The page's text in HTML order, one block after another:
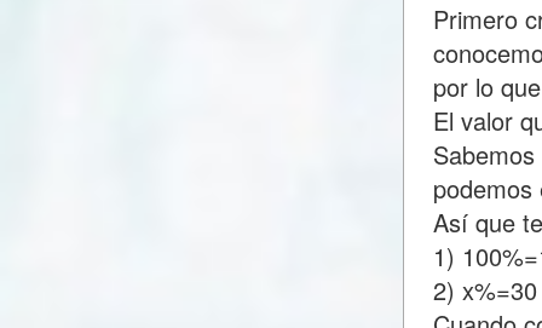
Primero
por lo
El valor
Así que
1)
2) x%=30